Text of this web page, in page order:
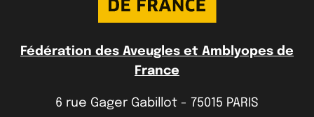
Fédération des Aveugles et Amblyopes de
France
6 rue Gager Gabillot - 75015 PARIS